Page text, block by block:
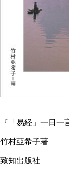
『「易経」一日
竹村亞希子著
致知出版社